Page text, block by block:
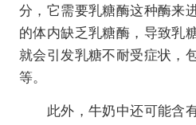
分，它需要乳糖酶这种酶来
的体内缺乏乳糖酶，导致乳
就会引发乳糖不耐受症状，
等。
此外，牛奶中还可能含有